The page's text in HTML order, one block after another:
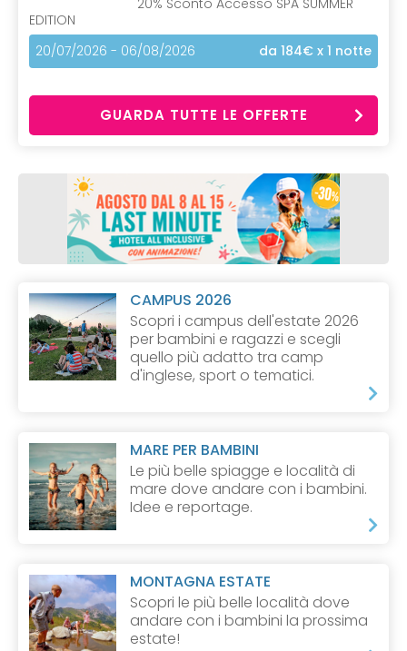
20% Sconto Accesso SPA SUMMER
EDITION
20/07/2026 - 06/08/2026
da 184€ x 1 notte
GUARDA TUTTE LE OFFERTE
CAMPUS 2026
Scopri i campus dell'estate 2026
per bambini e ragazzi e scegli
quello più adatto tra camp
d'inglese, sport o tematici.
MARE PER BAMBINI
Le più belle spiagge e località di
mare dove andare con i bambini.
Idee e reportage.
MONTAGNA ESTATE
Scopri le più belle località dove
andare con i bambini la prossima
estate!